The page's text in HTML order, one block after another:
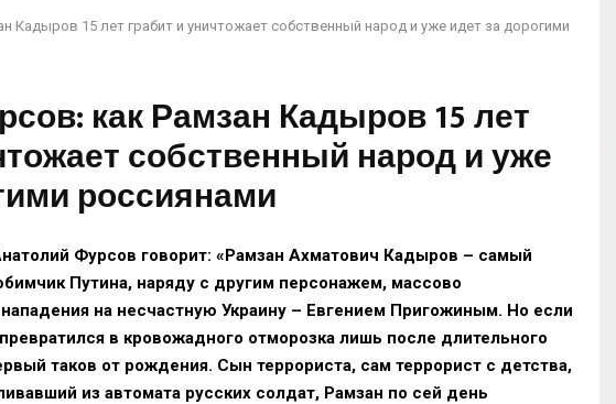
Кадыров 15 лет грабит и уничтожает собственный народ и уже идет за дорогими
как Рамзан Кадыров 15 лет
собственный народ и уже
россиянами
Фурсов говорит: «Рамзан Ахматович Кадыров – самый
Путина, наряду с другим персонажем, массово
на несчастную Украину – Евгением Пригожиным. Но если
в кровожадного отморозка лишь после длительного
таков от рождения. Сын террориста, сам террорист с детства,
из автомата русских солдат, Рамзан по сей день